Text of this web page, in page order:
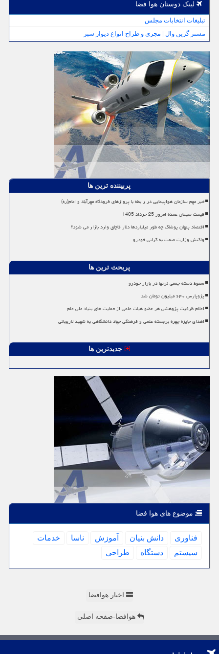
لینک دوستان هوا فضا
تبلیغات انتخابات مجلس
مستر گرین وال | مجری و طراح انواع دیوار سبز
پربیننده ترین ها
خبر مهم سازمان هواپیمایی در رابطه با پروازهای فرودگاه مهرآباد و امام(ره)
قیمت سیمان عمده امروز 25 خرداد 1405
اقتصاد پنهان پوشاک چه طور میلیاردها دلار قاچاق وارد بازار می شود؟
واکنش وزارت صمت به گرانی خودرو
پربحث ترین ها
سقوط دسته جمعی نرخها در بازار خودرو
پژوپارس ۶۴۰ میلیون تومان شد
اعلام ظرفیت پژوهشی هر عضو هیات علمی از حمایت های بنیاد ملی علم
اهدای جایزه چهره برجسته علمی و فرهنگی جهاد دانشگاهی به شهید لاریجانی
جدیدترین ها
موضوع های هوا فضا
فناوری دانش بنیان آموزش ناسا
خدمات
سیستم
دستگاه طراحی
اخبار هوافضا
هوافضا-صفحه اصلی